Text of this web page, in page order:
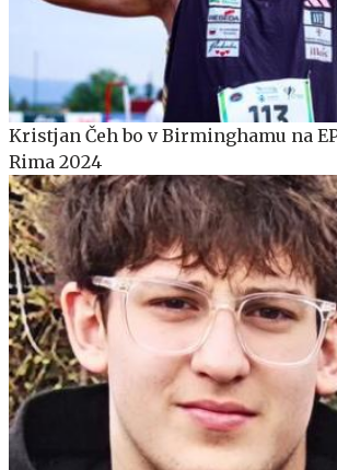
Kristjan Čeh bo v Birminghamu na
Rima 2024